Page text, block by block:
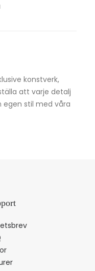
konstverk,
att varje detalj
egen stil med våra